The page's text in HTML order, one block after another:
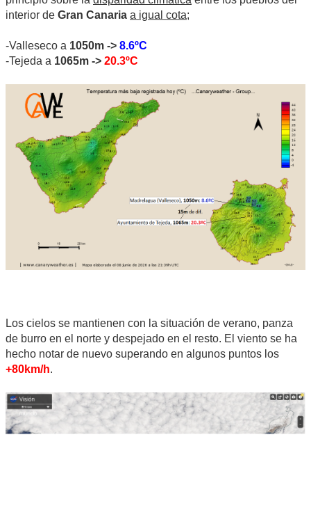
interior de Gran Canaria a igual cota;
-Valleseco a 1050m -> 8.6ºC
-Tejeda a 1065m -> 20.3ºC
Los cielos se mantienen con la situación de verano, panza
de burro en el norte y despejado en el resto. El viento se ha
hecho notar de nuevo superando en algunos puntos los
+80km/h.